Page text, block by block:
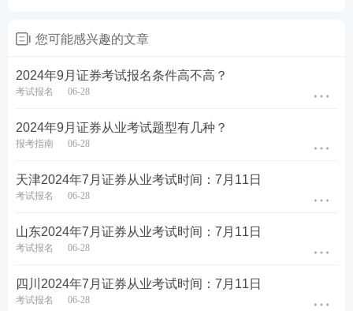
二、证券考试干货笔记：提炼了各章节重要考点，
每章后面附有历年考题，考生可在学习完本章知识
点后进行真题练习，加强巩固。旨在帮助考生读薄
教材，对于需要抓重点、自己无法总结，或需要提
您可能感兴趣的文章
2024年9月证券考试报名条件高不高？
考试报名 06-28
2024年9月证券从业考试题型有几种？
报考指南 06-28
天津2024年7月证券从业考试时间：7月11日
考试报名 06-28
山东2024年7月证券从业考试时间：7月11日
考试报名 06-28
四川2024年7月证券从业考试时间：7月11日
考试报名 06-28